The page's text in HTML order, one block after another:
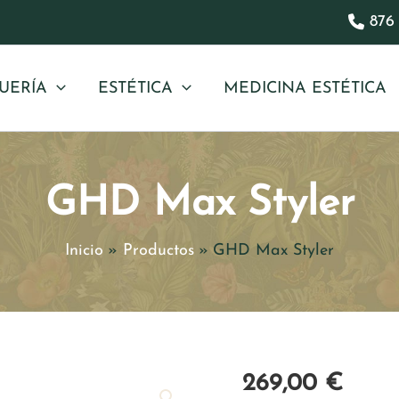
ESTÉTICA MEDICINA ESTÉTICA
GHD Max Styler
Inicio Productos GHD Max Styler
269,00 €